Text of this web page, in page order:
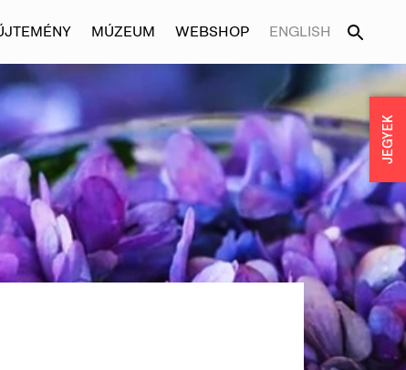
MÚZEUM WEBSHOP ENGLISH
JEGYEK